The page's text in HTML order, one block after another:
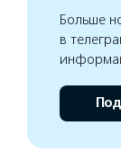
Больше
в